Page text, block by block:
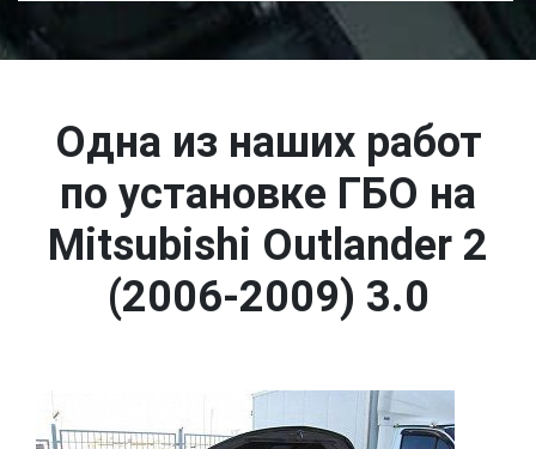
Одна из наших работ
по установке ГБО на
Mitsubishi Outlander 2
(2006-2009) 3.0